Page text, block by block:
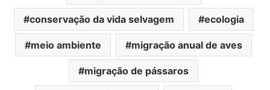
conservação da vida selvagem ecologia
meio ambiente migração anual de aves
migração de pássaros